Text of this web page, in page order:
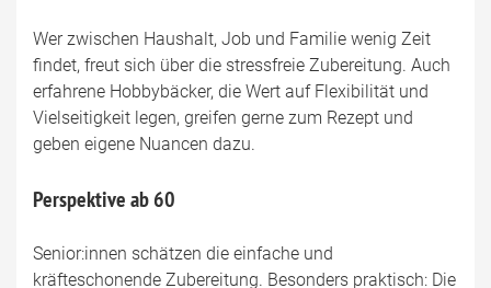
Wer zwischen Haushalt, Job und Familie wenig Zeit
findet, freut sich über die stressfreie Zubereitung. Auch
erfahrene Hobbybäcker, die Wert auf Flexibilität und
Vielseitigkeit legen, greifen gerne zum Rezept und
geben eigene Nuancen dazu.
Perspektive ab 60
Senior:innen schätzen die einfache und
kräfteschonende Zubereitung. Besonders praktisch: Die